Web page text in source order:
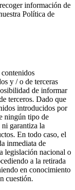
información de
Política de
y / o de terceras
de informar
terceros. Dado que
introducidos por
ningún tipo de
garantiza la
En todo caso, el
inmediata de
legislación nacional o
a la retirada
en conocimiento
cuestión.